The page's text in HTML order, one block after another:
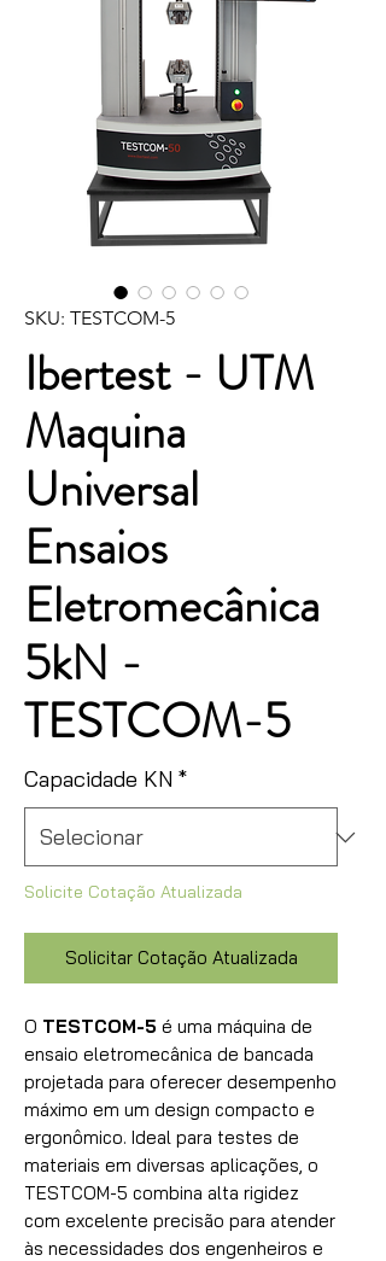
SKU: TESTCOM-5
Ibertest - UTM
Maquina
Universal
Ensaios
Eletromecânica
5kN -
TESTCOM-5
Capacidade KN *
Solicite Cotação Atualizada
Solicitar Cotação Atualizada
O TESTCOM-5 é uma máquina de
ensaio eletromecânica de bancada
projetada para oferecer desempenho
máximo em um design compacto e
ergonômico. Ideal para testes de
materiais em diversas aplicações, o
TESTCOM-5 combina alta rigidez
com excelente precisão para atender
às necessidades dos engenheiros e